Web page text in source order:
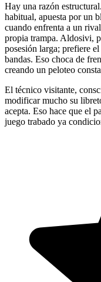
Hay una razón
habitual, apuesta por un
cuando enfrenta a un
propia trampa. Aldosivi,
posesión larga; prefiere
bandas. Eso choca de
creando un peloteo
El técnico visitante,
modificar mucho su
acepta. Eso hace que el
juego trabado ya